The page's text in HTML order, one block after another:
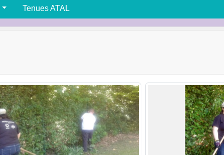
Tenues ATAL